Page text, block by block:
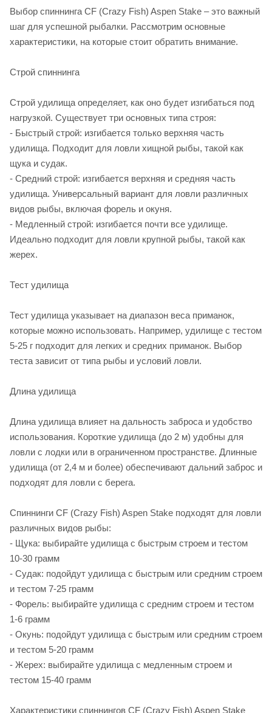
Выбор спиннинга CF (Crazy Fish) Aspen Stake – это важный
шаг для успешной рыбалки. Рассмотрим основные
характеристики, на которые стоит обратить внимание.
Строй спиннинга
Строй удилища определяет, как оно будет изгибаться под
нагрузкой. Существует три основных типа строя:
- Быстрый строй: изгибается только верхняя часть
удилища. Подходит для ловли хищной рыбы, такой как
щука и судак.
- Средний строй: изгибается верхняя и средняя часть
удилища. Универсальный вариант для ловли различных
видов рыбы, включая форель и окуня.
- Медленный строй: изгибается почти все удилище.
Идеально подходит для ловли крупной рыбы, такой как
жерех.
Тест удилища
Тест удилища указывает на диапазон веса приманок,
которые можно использовать. Например, удилище с тестом
5-25 г подходит для легких и средних приманок. Выбор
теста зависит от типа рыбы и условий ловли.
Длина удилища
Длина удилища влияет на дальность заброса и удобство
использования. Короткие удилища (до 2 м) удобны для
ловли с лодки или в ограниченном пространстве. Длинные
удилища (от 2,4 м и более) обеспечивают дальний заброс и
подходят для ловли с берега.
Спиннинги CF (Crazy Fish) Aspen Stake подходят для ловли
различных видов рыбы:
- Щука: выбирайте удилища с быстрым строем и тестом
10-30 грамм
- Судак: подойдут удилища с быстрым или средним строем
и тестом 7-25 грамм
- Форель: выбирайте удилища с средним строем и тестом
1-6 грамм
- Окунь: подойдут удилища с быстрым или средним строем
и тестом 5-20 грамм
- Жерех: выбирайте удилища с медленным строем и
тестом 15-40 грамм
Характеристики спиннингов CF (Crazy Fish) Aspen Stake